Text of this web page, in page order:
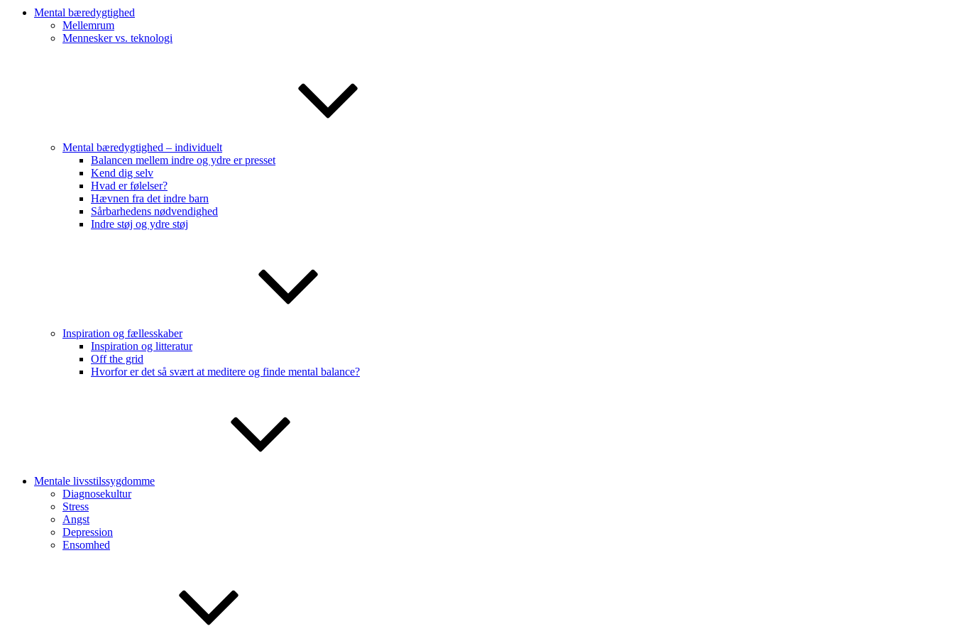
Mental bæredygtighed
Mellemrum
Mennesker vs. teknologi
Mental bæredygtighed – individuelt
Balancen mellem indre og ydre er presset
Kend dig selv
Hvad er følelser?
Hævnen fra det indre barn
Sårbarhedens nødvendighed
Indre støj og ydre støj
Inspiration og fællesskaber
Inspiration og litteratur
Off the grid
Hvorfor er det så svært at meditere og finde mental balance?
Mentale livsstilssygdomme
Diagnosekultur
Stress
Angst
Depression
Ensomhed